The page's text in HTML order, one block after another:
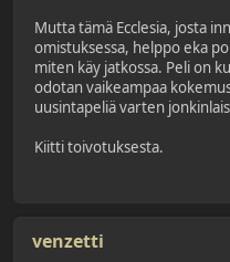
Mutta tämä Ecclesia, josta
omistuksessa, helppo eka
miten käy jatkossa. Peli on
odotan vaikeampaa
uusintapeliä varten
Kiitti toivotuksesta.
venzetti